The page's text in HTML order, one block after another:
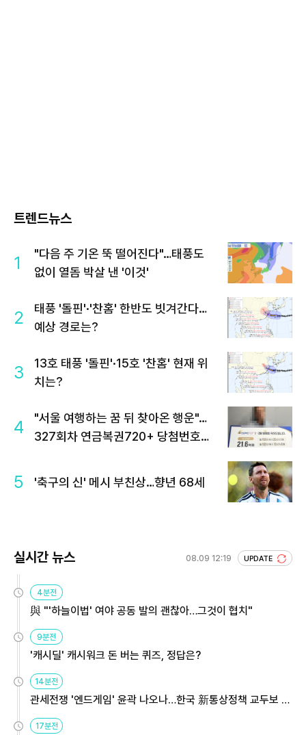
트렌드뉴스
1
"다음 주 기온 뚝 떨어진다"…태풍도
없이 열돔 박살 낸 '이것'
2
태풍 '돌핀'·'찬홈' 한반도 빗겨간다…
예상 경로는?
3
13호 태풍 '돌핀'·15호 '찬홈' 현재 위
치는?
4
"서울 여행하는 꿈 뒤 찾아온 행운"…
327회차 연금복권720+ 당첨번호조
5 '축구의 신' 메시 부친상…향년 68세
실시간 뉴스 08.09 12:19 UPDATE
4분전
與 "'하늘이법' 여야 공동 발의 괜찮아…그것이 협치"
9분전
'캐시딜' 캐시워크 돈 버는 퀴즈, 정답은?
14분전
관세전쟁 '엔드게임' 윤곽 나오나…한국 新통상정책 교두보 활
용해야
17분전